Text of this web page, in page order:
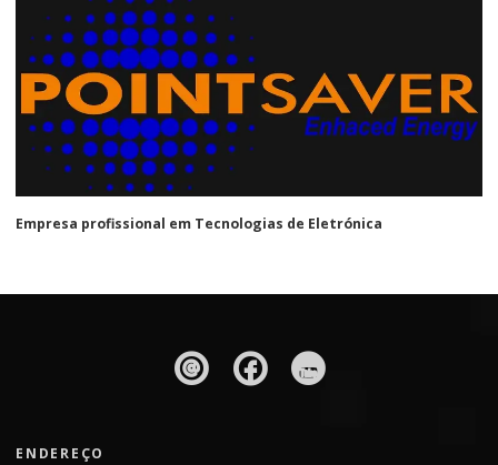
Empresa profissional em Tecnologias de Eletrónica
ENDEREÇO